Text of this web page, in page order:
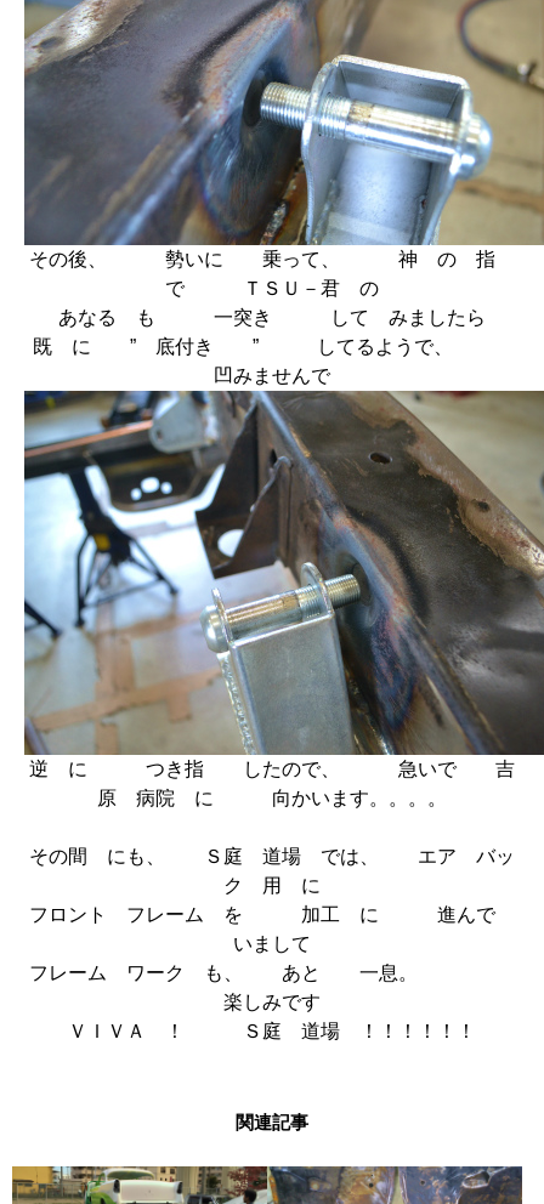
その後、 勢いに 乗って、 神 の 指
で ＴＳＵ－君 の
あなる も 一突き して みましたら
既 に ” 底付き ” してるようで、
凹みませんで
逆 に つき指 したので、 急いで 吉
原 病院 に 向かいます。。。。
その間 にも、 Ｓ庭 道場 では、 エア バッ
ク 用 に
フロント フレーム を 加工 に 進んで
いまして
フレーム ワーク も、 あと 一息。
楽しみです
ＶＩＶＡ ！ Ｓ庭 道場 ！！！！！！
関連記事